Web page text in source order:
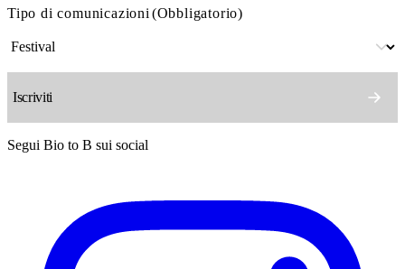
Tipo di comunicazioni (Obbligatorio)
Segui Bio to B sui social